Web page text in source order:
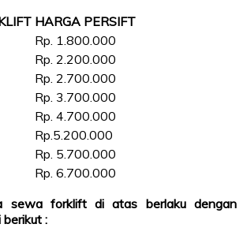
HARGA PERSIFT
Rp. 1.800.000
Rp. 2.200.000
Rp. 2.700.000
Rp. 3.700.000
Rp. 4.700.000
Rp.5.200.000
Rp. 5.700.000
Rp. 6.700.000
sewa forklift di atas berlaku dengan
: